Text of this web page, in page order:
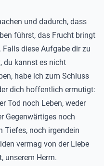
und dadurch, dass
führst, das Frucht bringt
Falls diese Aufgabe dir zu
du kannst es nicht
habe ich zum Schluss
dich hoffentlich ermutigt:
Tod noch Leben, weder
Gegenwärtiges noch
Tiefes, noch irgendein
vermag von der Liebe
unserem Herrn.